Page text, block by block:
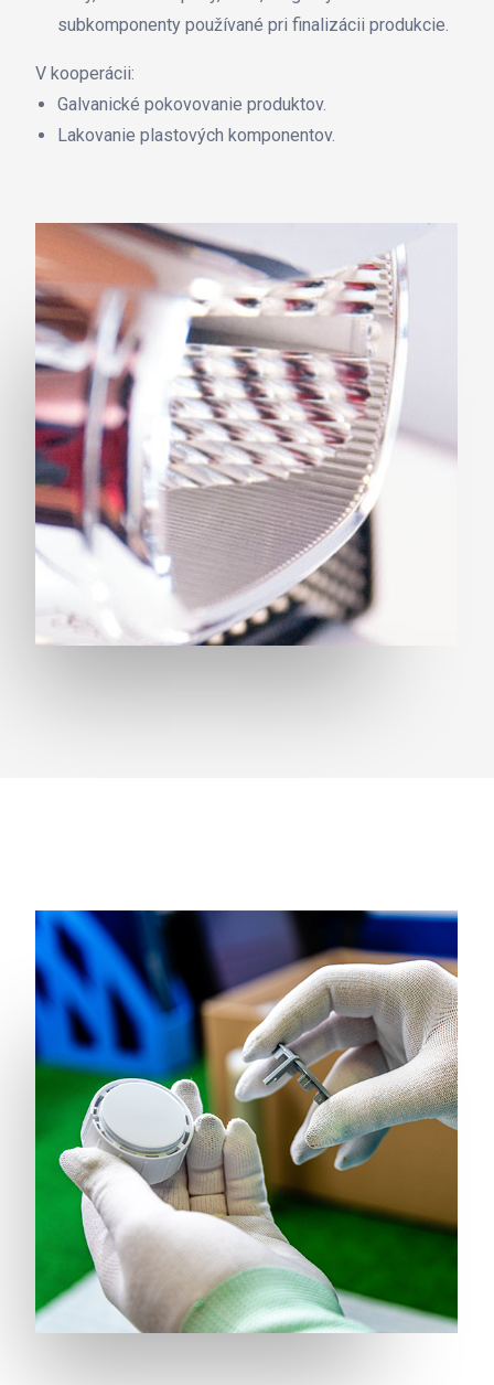
subkomponenty používané pri finalizácii produkcie.
V kooperácii:
Galvanické pokovovanie produktov.
Lakovanie plastových komponentov.